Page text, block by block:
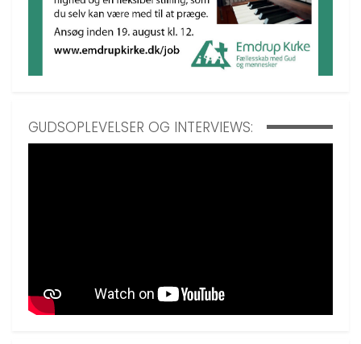
GUDSOPLEVELSER OG INTERVIEWS: